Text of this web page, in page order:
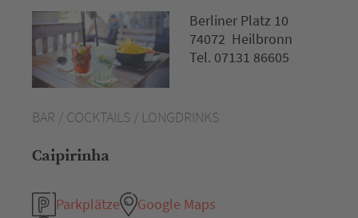
BAR / COCKTAILS / LONGDRINKS
Caipirinha
Parkplätze
Google Maps
Berliner Platz 10
74072 Heilbronn
Tel. 07131 86605